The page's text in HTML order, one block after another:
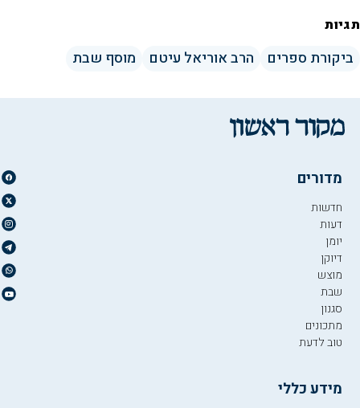
תגיות
ביקורת ספרים הרב אוריאל עיטם מוסף שבת
מדורים
חדשות
דעות
יומן
דיוקן
מוצש
שבת
סגנון
מתכונים
טוב לדעת
מידע כללי